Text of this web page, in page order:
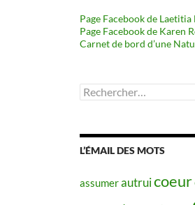
Page Facebook de
Page Facebook de Karen
Carnet de bord d’une
Rechercher :
L’ÉMAIL DES MOTS
assumerautruicoeur